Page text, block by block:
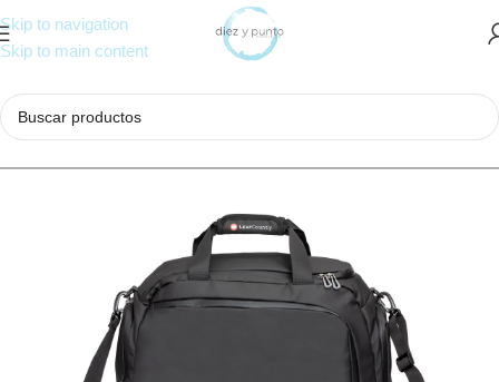
Skip to navigation
Skip to main content